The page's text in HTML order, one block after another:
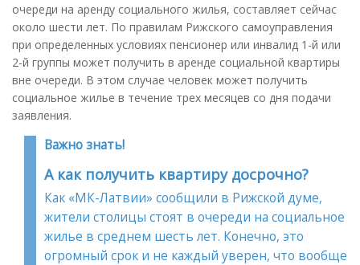
очереди на аренду социального жилья, составляет сейчас
около шести лет. По правилам Рижского самоуправления
при определенных условиях пенсионер или инвалид 1-й или
2-й группы может получить в аренде социальной квартиры
вне очереди. В этом случае человек может получить
социальное жилье в течение трех месяцев со дня подачи
заявления.
Важно знать!
А как получить квартиру досрочно?
Как «МК-Латвии» сообщили в Рижской думе,
жители столицы стоят в очереди на социальное
жилье в среднем шесть лет. Конечно, это
огромный срок и не каждый уверен, что вообще